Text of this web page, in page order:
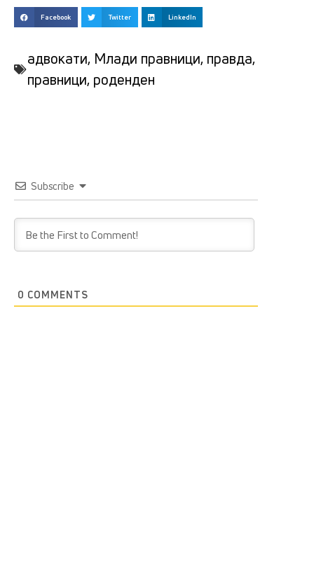
Facebook Twitter LinkedIn
адвокати, Млади правници, правда,
правници, роденден
Subscribe
0 COMMENTS